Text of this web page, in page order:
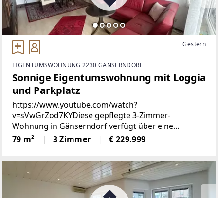
Gestern
EIGENTUMSWOHNUNG 2230 GÄNSERNDORF
Sonnige Eigentumswohnung mit Loggia
und Parkplatz
https://www.youtube.com/watch?
v=sVwGrZod7KYDiese gepflegte 3-Zimmer-
Wohnung in Gänserndorf verfügt über eine
Klimaanlage im Wohnzimmer, die an heißen Tagen
für angenehme Temperaturen sorgt. Mit einer
Südostausrichtung
79 m² 3 Zimmer € 229.999